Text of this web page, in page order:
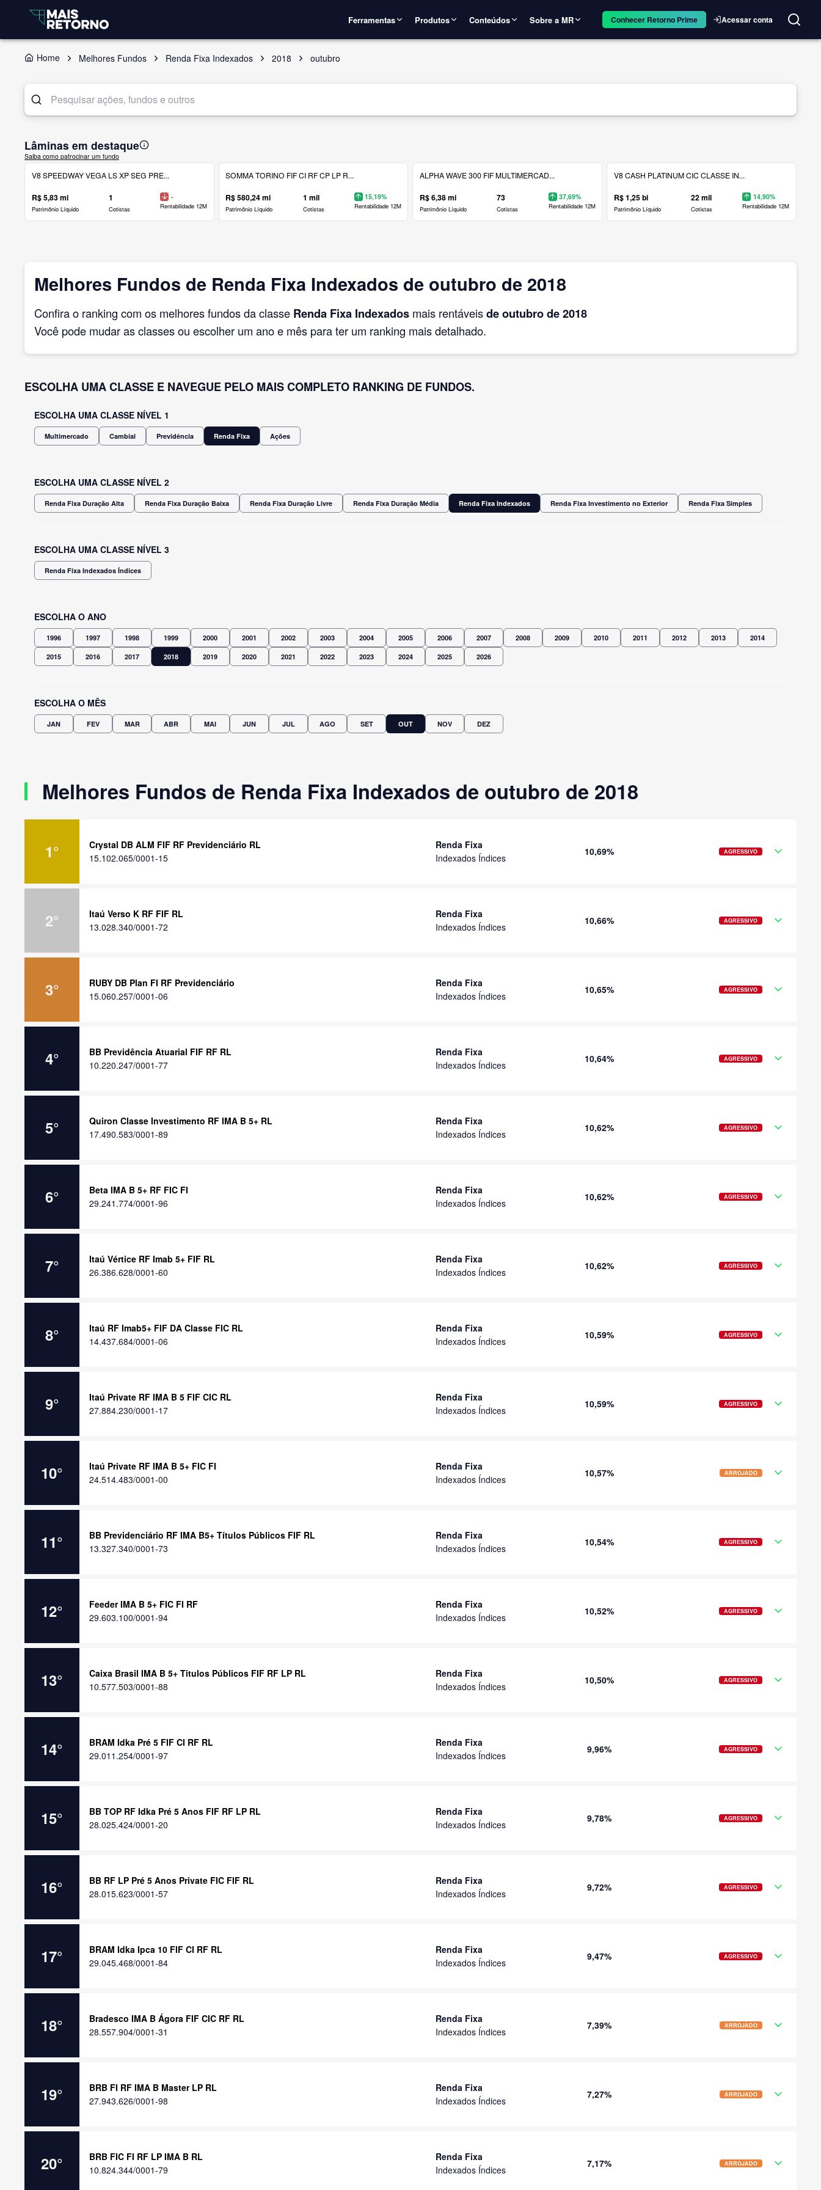
Ferramentas Produtos Conteúdos Sobre a MR Conhecer Retorno Prime Acessar conta
Home Melhores Fundos Renda Fixa Indexados 2018 outubro
Lâminas em destaque
Saiba como patrocinar um fundo
V8 SPEEDWAY VEGA LS XP SEG PRE...
R$ 5,83 mi
Patrimônio Líquido
1
Cotistas
-
Rentabilidade 12M
SOMMA TORINO FIF CI RF CP LP R...
R$ 580,24 mi
Patrimônio Líquido
1 mil
Cotistas
15,19%
Rentabilidade 12M
ALPHA WAVE 300 FIF MULTIMERCAD...
R$ 6,38 mi
Patrimônio Líquido
73
Cotistas
37,69%
Rentabilidade 12M
V8 CASH PLATINUM CIC CLASSE IN...
R$ 1,25 bi
Patrimônio Líquido
22 mil
Cotistas
14,90%
Rentabilidade 12M
Melhores Fundos de Renda Fixa Indexados de outubro de 2018
Confira o ranking com os melhores fundos da classe Renda Fixa Indexados mais rentáveisde outubrode 2018
Você pode mudar as classes ou escolher um ano e mês para ter um ranking mais detalhado.
ESCOLHA UMA CLASSE E NAVEGUE PELO MAIS COMPLETO RANKING DE FUNDOS.
ESCOLHA UMA CLASSE NÍVEL 1
Multimercado Cambial Previdência Renda Fixa Ações
ESCOLHA UMA CLASSE NÍVEL 2
Renda Fixa Duração Alta Renda Fixa Duração Baixa Renda Fixa Duração Livre Renda Fixa Duração Média Renda Fixa Indexados Renda Fixa Investimento no Exterior Renda Fixa Simples
ESCOLHA UMA CLASSE NÍVEL 3
Renda Fixa Indexados Índices
ESCOLHA O ANO
1996 1997 1998 1999 2000 2001 2002 2003 2004 2005 2006 2007 2008 2009 2010 2011 2012 2013 2014
2015 2016 2017 2018 2019 2020 2021 2022 2023 2024 2025 2026
ESCOLHA O MÊS
JAN FEV MAR ABR MAI JUN JUL AGO SET OUT NOV DEZ
Melhores Fundos de Renda Fixa Indexados de outubro de 2018
1°
Crystal DB ALM FIF RF Previdenciário RL
15.102.065/0001-15
Renda Fixa
Indexados Índices
10,69% AGRESSIVO
2°
Itaú Verso K RF FIF RL
13.028.340/0001-72
Renda Fixa
Indexados Índices
10,66% AGRESSIVO
3°
RUBY DB Plan FI RF Previdenciário
15.060.257/0001-06
Renda Fixa
Indexados Índices
10,65% AGRESSIVO
4°
BB Previdência Atuarial FIF RF RL
10.220.247/0001-77
Renda Fixa
Indexados Índices
10,64% AGRESSIVO
5°
Quiron Classe Investimento RF IMA B 5+ RL
17.490.583/0001-89
Renda Fixa
Indexados Índices
10,62% AGRESSIVO
6°
Beta IMA B 5+ RF FIC FI
29.241.774/0001-96
Renda Fixa
Indexados Índices
10,62% AGRESSIVO
7°
Itaú Vértice RF Imab 5+ FIF RL
26.386.628/0001-60
Renda Fixa
Indexados Índices
10,62% AGRESSIVO
8°
Itaú RF Imab5+ FIF DA Classe FIC RL
14.437.684/0001-06
Renda Fixa
Indexados Índices
10,59% AGRESSIVO
9°
Itaú Private RF IMA B 5 FIF CIC RL
27.884.230/0001-17
Renda Fixa
Indexados Índices
10,59% AGRESSIVO
10°
Itaú Private RF IMA B 5+ FIC FI
24.514.483/0001-00
Renda Fixa
Indexados Índices
10,57% ARROJADO
11°
BB Previdenciário RF IMA B5+ Títulos Públicos FIF RL
13.327.340/0001-73
Renda Fixa
Indexados Índices
10,54% AGRESSIVO
12°
Feeder IMA B 5+ FIC FI RF
29.603.100/0001-94
Renda Fixa
Indexados Índices
10,52% AGRESSIVO
13°
Caixa Brasil IMA B 5+ Titulos Públicos FIF RF LP RL
10.577.503/0001-88
Renda Fixa
Indexados Índices
10,50% AGRESSIVO
14°
BRAM Idka Pré 5 FIF CI RF RL
29.011.254/0001-97
Renda Fixa
Indexados Índices
9,96% AGRESSIVO
15°
BB TOP RF Idka Pré 5 Anos FIF RF LP RL
28.025.424/0001-20
Renda Fixa
Indexados Índices
9,78% AGRESSIVO
16°
BB RF LP Pré 5 Anos Private FIC FIF RL
28.015.623/0001-57
Renda Fixa
Indexados Índices
9,72% AGRESSIVO
17°
BRAM Idka Ipca 10 FIF CI RF RL
29.045.468/0001-84
Renda Fixa
Indexados Índices
9,47% AGRESSIVO
18°
Bradesco IMA B Ágora FIF CIC RF RL
28.557.904/0001-31
Renda Fixa
Indexados Índices
7,39% ARROJADO
19°
BRB FI RF IMA B Master LP RL
27.943.626/0001-98
Renda Fixa
Indexados Índices
7,27% ARROJADO
20°
BRB FIC FI RF LP IMA B RL
10.824.344/0001-79
Renda Fixa
Indexados Índices
7,17% ARROJADO